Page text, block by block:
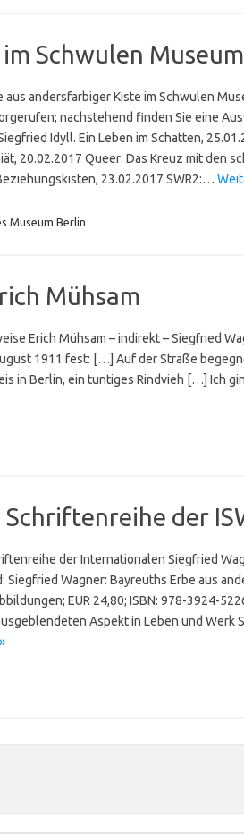
Schwulen Museum
andersfarbiger Kiste im Schwulen
nachstehend finden Sie eine
Idyll. Ein Leben im Schatten,
20.02.2017 Queer: Das Kreuz mit den
23.02.2017 SWR2:…
Museum Berlin
Mühsam
Erich Mühsam – indirekt – Siegfried
1911 fest: […] Auf der Straße
in Berlin, ein tuntiges Rindvieh […] Ich
der
der Internationalen Siegfried
Wagner: Bayreuths Erbe aus
EUR 24,80; ISBN: 978-3924-
Aspekt in Leben und Werk